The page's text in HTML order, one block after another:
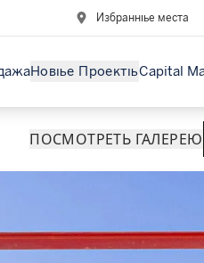
Избранные места
Новые ПроектыCapital
ПОСМОТРЕТЬ ГАЛЕРЕЮ